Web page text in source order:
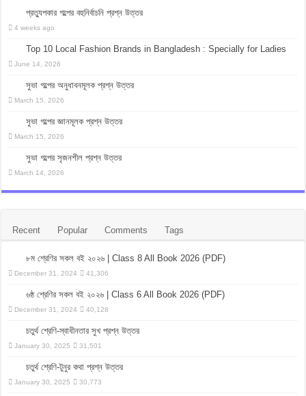
প্রত্যুপকার গল্পের বহুনির্বাচনি প্রশ্ন উত্তর
4 weeks ago
Top 10 Local Fashion Brands in Bangladesh : Specially for Ladies
June 14, 2026
সুভা গল্পের অনুধাবনমূলক প্রশ্ন উত্তর
March 15, 2026
সুভা গল্পের জ্ঞানমূলক প্রশ্ন উত্তর
March 15, 2026
সুভা গল্পের সৃজনশীল প্রশ্ন উত্তর
March 14, 2026
Recent Popular Comments Tags
৮ম শ্রেণির সকল বই ২০২৬ | Class 8 All Book 2026 (PDF)
December 31, 2024 41,306
৬ষ্ঠ শ্রেণির সকল বই ২০২৬ | Class 6 All Book 2026 (PDF)
December 31, 2024 40,128
চতুর্থ শ্রেণি-স্বাধীনতার সুখ প্রশ্ন উত্তর
January 30, 2025 31,501
চতুর্থ শ্রেণি-টুনুর কথা প্রশ্ন উত্তর
January 30, 2025 30,773